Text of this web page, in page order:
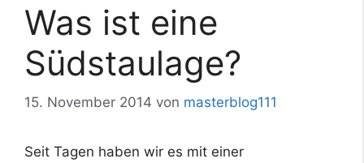
Was ist eine
Südstaulage?
15. November 2014 von masterblog111
Seit Tagen haben wir es mit einer